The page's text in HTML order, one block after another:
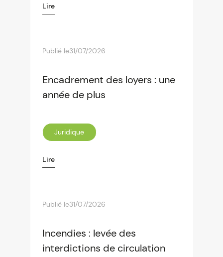
Lire
Publié le31/07/2026
Encadrement des loyers : une
année de plus
Juridique
Lire
Publié le31/07/2026
Incendies : levée des
interdictions de circulation